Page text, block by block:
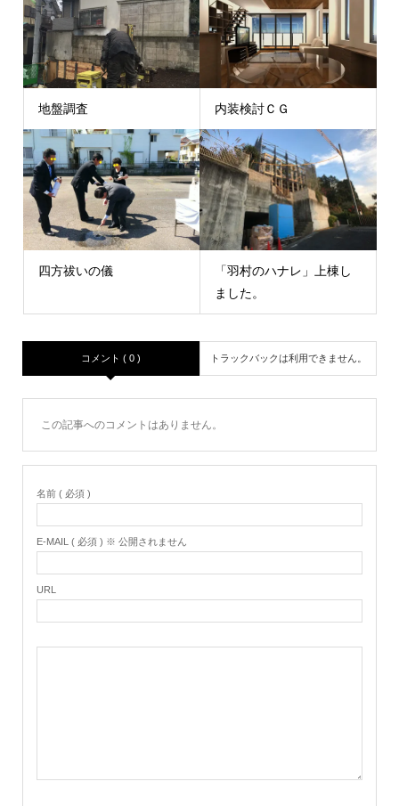
地盤調査 内装検討ＣＧ
四方祓いの儀
「羽村のハナレ」上棟し
ました。
コメント ( 0 ) トラックバックは利用できません。
この記事へのコメントはありません。
名前 ( 必須 )
E-MAIL ( 必須 ) ※ 公開されません
URL